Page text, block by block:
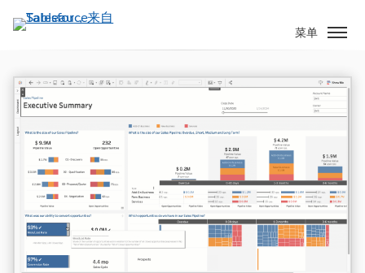
转
菜单
Tableau 2023.1